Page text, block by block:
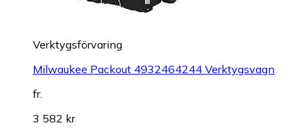
Verktygsförvaring
Milwaukee Packout 4932464244 Verktygsvagn
fr.
3 582 kr